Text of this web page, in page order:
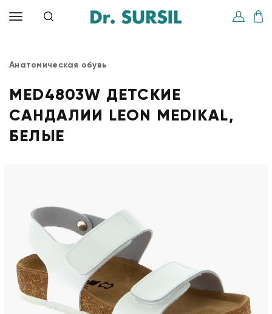
Анатомическая обувь
MED4803W ДЕТСКИЕ
САНДАЛИИ LEON MEDIKAL,
БЕЛЫЕ